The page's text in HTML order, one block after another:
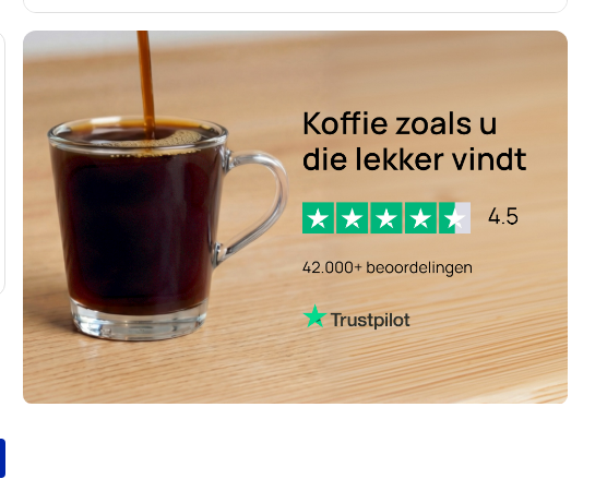
Marcilla-koffiepads voor Senseo Gimoka-pads voor Senseo
Pads voor Senseo
Senseo-pads voor Senseo